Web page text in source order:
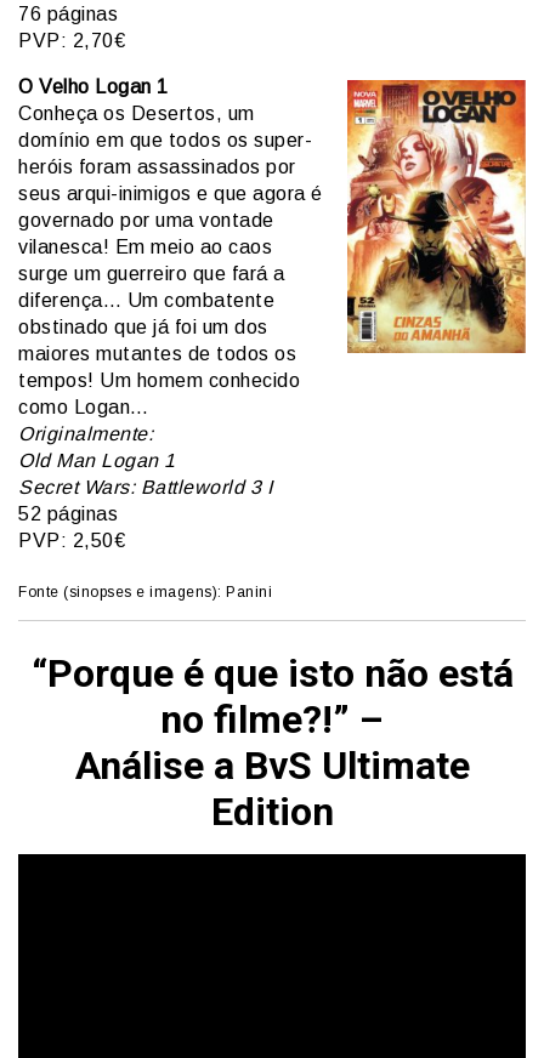
76 páginas
PVP: 2,70€
O Velho Logan 1
Conheça os Desertos, um
domínio em que todos os super-
heróis foram assassinados por
seus arqui-inimigos e que agora é
governado por uma vontade
vilanesca! Em meio ao caos
surge um guerreiro que fará a
diferença… Um combatente
obstinado que já foi um dos
maiores mutantes de todos os
tempos! Um homem conhecido
como Logan…
Originalmente:
Old Man Logan 1
Secret Wars: Battleworld 3 I
52 páginas
PVP: 2,50€
Fonte (sinopses e imagens): Panini
“Porque é que isto não está
no filme?!” –
Análise a BvS Ultimate
Edition